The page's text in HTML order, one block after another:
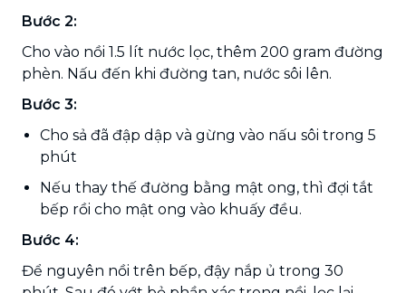
Bước 2:
Cho vào nồi 1.5 lít nước lọc, thêm 200 gram đường
phèn. Nấu đến khi đường tan, nước sôi lên.
Bước 3:
Cho sả đã đập dập và gừng vào nấu sôi trong 5
phút
Nếu thay thế đường bằng mật ong, thì đợi tắt
bếp rồi cho mật ong vào khuấy đều.
Bước 4:
Để nguyên nồi trên bếp, đậy nắp ủ trong 30